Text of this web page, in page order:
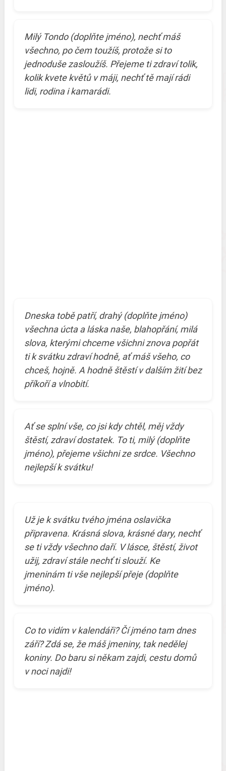
Milý Tondo (doplňte jméno), nechť máš
všechno, po čem toužíš, protože si to
jednoduše zasloužíš. Přejeme ti zdraví tolik,
kolik kvete květů v máji, nechť tě mají rádi
lidi, rodina i kamarádi.
Dneska tobě patří, drahý (doplňte jméno)
všechna úcta a láska naše, blahopřání, milá
slova, kterými chceme všichni znova popřát
ti k svátku zdraví hodně, ať máš všeho, co
chceš, hojně. A hodně štěstí v dalším žití bez
příkoří a vlnobití.
Ať se splní vše, co jsi kdy chtěl, měj vždy
štěstí, zdraví dostatek. To ti, milý (doplňte
jméno), přejeme všichni ze srdce. Všechno
nejlepší k svátku!
Už je k svátku tvého jména oslavička
připravena. Krásná slova, krásné dary, nechť
se ti vždy všechno daří. V lásce, štěstí, život
užij, zdraví stále nechť ti slouží. Ke
jmeninám ti vše nejlepší přeje (doplňte
jméno).
Co to vidím v kalendáři? Čí jméno tam dnes
září? Zdá se, že máš jmeniny, tak nedělej
koniny. Do baru si někam zajdi, cestu domů
v noci najdi!